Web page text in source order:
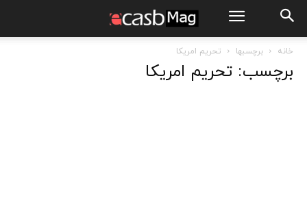
خانه برچسبها تحریم امریکا
برچسب: تحریم امریکا